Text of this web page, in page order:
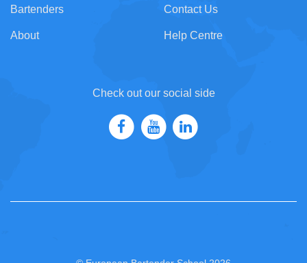
Bartenders
About
Contact Us
Help Centre
Check out our social side